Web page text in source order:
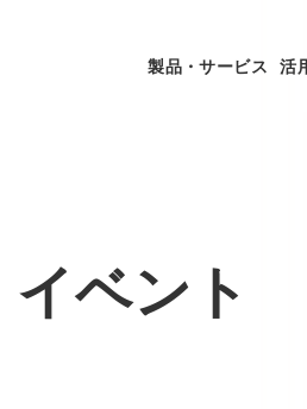
製品・サービス 活
ベント